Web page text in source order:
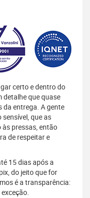
certo e dentro do
detalhe que quase
da entrega. A gente
que as
pressas, então
de respeitar e
15 dias após a
do jeito que for
é a transparência: